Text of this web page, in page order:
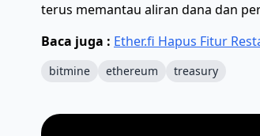
terus memantau aliran dana dan
Baca juga : Ether.fi Hapus Fitur
bitmine ethereum treasury